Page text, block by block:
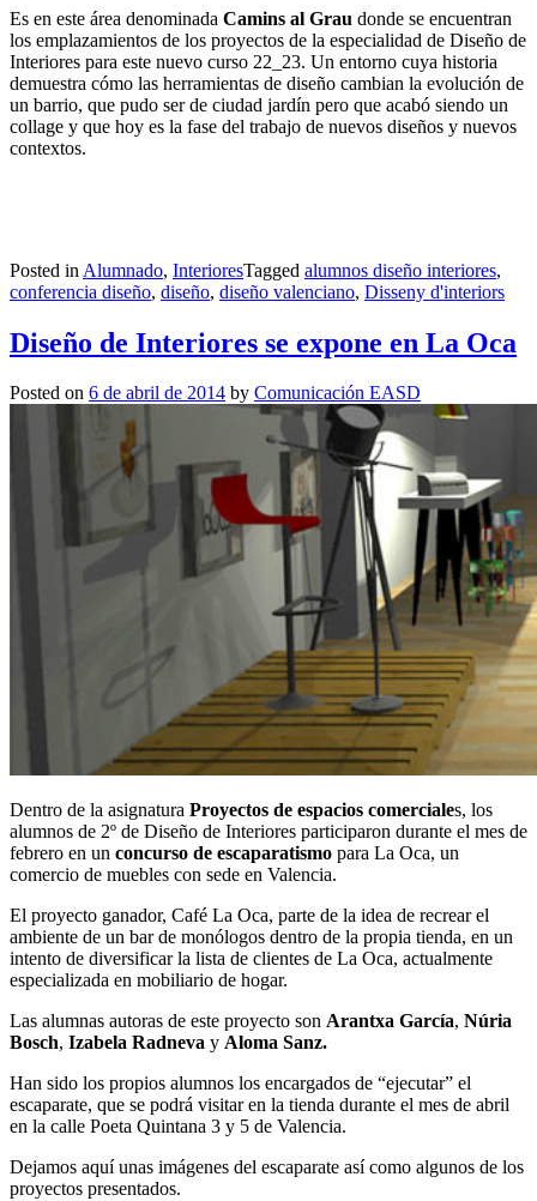
Es en este área denominada Camins al Grau donde se encuentran
los emplazamientos de los proyectos de la especialidad de Diseño de
Interiores para este nuevo curso 22_23. Un entorno cuya historia
demuestra cómo las herramientas de diseño cambian la evolución de
un barrio, que pudo ser de ciudad jardín pero que acabó siendo un
collage y que hoy es la fase del trabajo de nuevos diseños y nuevos
contextos.
Posted in Alumnado, InterioresTagged alumnos diseño interiores,
conferencia diseño, diseño, diseño valenciano, Disseny d'interiors
Diseño de Interiores se expone en La Oca
Posted on 6 de abril de 2014 by Comunicación EASD
Dentro de la asignatura Proyectos de espacios comerciales, los
alumnos de 2º de Diseño de Interiores participaron durante el mes de
febrero en un concurso de escaparatismo para La Oca, un
comercio de muebles con sede en Valencia.
El proyecto ganador, Café La Oca, parte de la idea de recrear el
ambiente de un bar de monólogos dentro de la propia tienda, en un
intento de diversificar la lista de clientes de La Oca, actualmente
especializada en mobiliario de hogar.
Las alumnas autoras de este proyecto son Arantxa García, Núria
Bosch, Izabela Radneva y Aloma Sanz.
Han sido los propios alumnos los encargados de “ejecutar” el
escaparate, que se podrá visitar en la tienda durante el mes de abril
en la calle Poeta Quintana 3 y 5 de Valencia.
Dejamos aquí unas imágenes del escaparate así como algunos de los
proyectos presentados.